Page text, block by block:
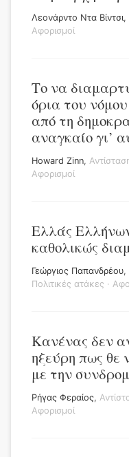
Λεονάρντο Ντα Βίντσι,
Αφορισμοί
Το να
όρια του
από τη
αναγκαίο γι’
Howard Zinn,
Αφορισμοί
Ελλάς
καθολικώς
Γεώργιος Παπανδρέου,
Πολιτικές ατάκες ·
Κανένας δεν
ηξεύρη πως θε
με την
Ρήγας Φεραίος,
Αφορισμοί